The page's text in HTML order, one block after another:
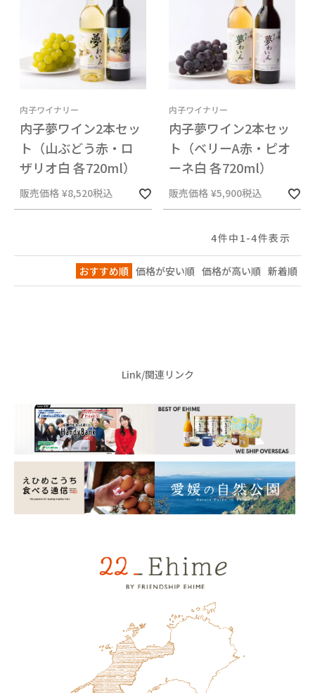
内子ワイナリー
内子夢ワイン2本セッ
ト（山ぶどう赤・ロ
ザリオ白 各720ml）
販売価格 ¥8,520税込
内子ワイナリー
内子夢ワイン2本セッ
ト（ベリーA赤・ピオ
ーネ白 各720ml）
販売価格 ¥5,900税込
おすすめ順 価格が安い順 価格が高い順 新着順
4件中 1-4件表示
Link/関連リンク